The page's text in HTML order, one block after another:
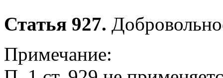
Статья 927.
Примечание: